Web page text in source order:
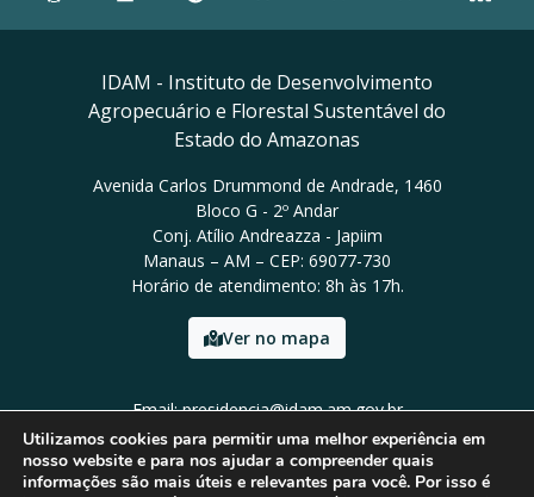
IDAM - Instituto de Desenvolvimento
Agropecuário e Florestal Sustentável do
Estado do Amazonas
Avenida Carlos Drummond de Andrade, 1460
Bloco G - 2º Andar
Conj. Atílio Andreazza - Japiim
Manaus – AM – CEP: 69077-730
Horário de atendimento: 8h às 17h.
Ver no mapa
Email: presidencia@idam.am.gov.br
Tel: (92) 98452-9911
Utilizamos cookies para permitir uma melhor experiência em
nosso website e para nos ajudar a compreender quais
informações são mais úteis e relevantes para você. Por isso é